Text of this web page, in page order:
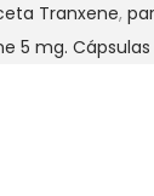
Tranxene,
5 mg.